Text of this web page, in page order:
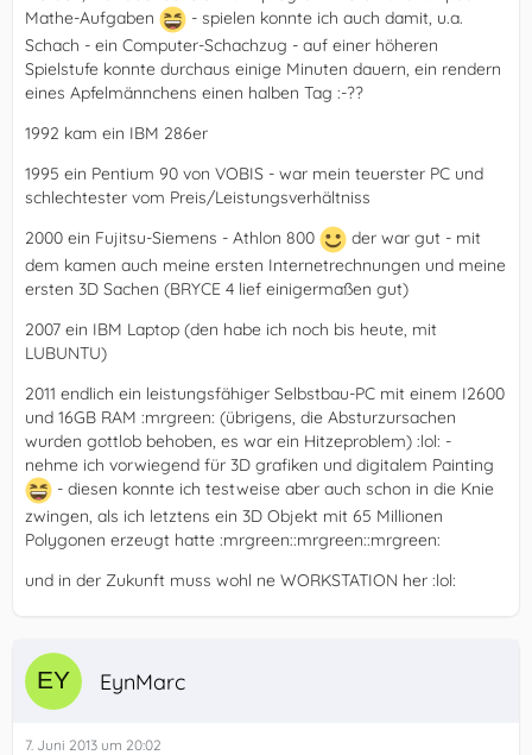
Mathe-Aufgaben
- spielen konnte ich auch damit, u.a.
Schach - ein Computer-Schachzug - auf einer höheren
Spielstufe konnte durchaus einige Minuten dauern, ein rendern
eines Apfelmännchens einen halben Tag :-??
1992 kam ein IBM 286er
1995 ein Pentium 90 von VOBIS - war mein teuerster PC und
schlechtester vom Preis/Leistungsverhältniss
2000 ein Fujitsu-Siemens - Athlon 800
der war gut - mit
dem kamen auch meine ersten Internetrechnungen und meine
ersten 3D Sachen (BRYCE 4 lief einigermaßen gut)
2007 ein IBM Laptop (den habe ich noch bis heute, mit
LUBUNTU)
2011 endlich ein leistungsfähiger Selbstbau-PC mit einem I2600
und 16GB RAM :mrgreen: (übrigens, die Absturzursachen
wurden gottlob behoben, es war ein Hitzeproblem) :lol: -
nehme ich vorwiegend für 3D grafiken und digitalem Painting
- diesen konnte ich testweise aber auch schon in die Knie
zwingen, als ich letztens ein 3D Objekt mit 65 Millionen
Polygonen erzeugt hatte :mrgreen::mrgreen::mrgreen:
und in der Zukunft muss wohl ne WORKSTATION her :lol:
EynMarc
7. Juni 2013 um 20:02